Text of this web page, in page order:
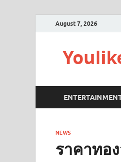
August 7, 2026
NEWS
ราคาทอ